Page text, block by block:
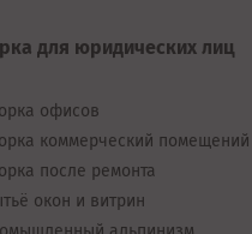
для юридических лиц
офисов
коммерческий помещений
после ремонта
окон и витрин